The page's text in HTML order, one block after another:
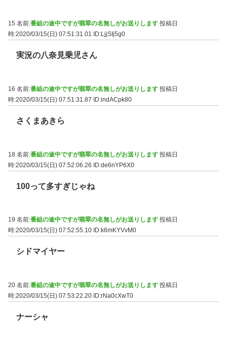
15 名前:番組の途中ですが翡翠の名無しがお送りします 投稿日
時:2020/03/15(日) 07:51:31.01
ID:LjjSIj5g0
実況の八奈見乗児さん
16 名前:番組の途中ですが翡翠の名無しがお送りします 投稿日
時:2020/03/15(日) 07:51:31.87
ID:indACpk80
さくまあきら
18 名前:番組の途中ですが翡翠の名無しがお送りします 投稿日
時:2020/03/15(日) 07:52:06.26 ID:de6nYP6X0
100って多すぎじゃね
19 名前:番組の途中ですが翡翠の名無しがお送りします 投稿日
時:2020/03/15(日) 07:52:55.10 ID:k6mKYVvM0
シドマイヤー
20 名前:番組の途中ですが翡翠の名無しがお送りします 投稿日
時:2020/03/15(日) 07:53:22.20 ID:rNa0cXwT0
ナーシャ